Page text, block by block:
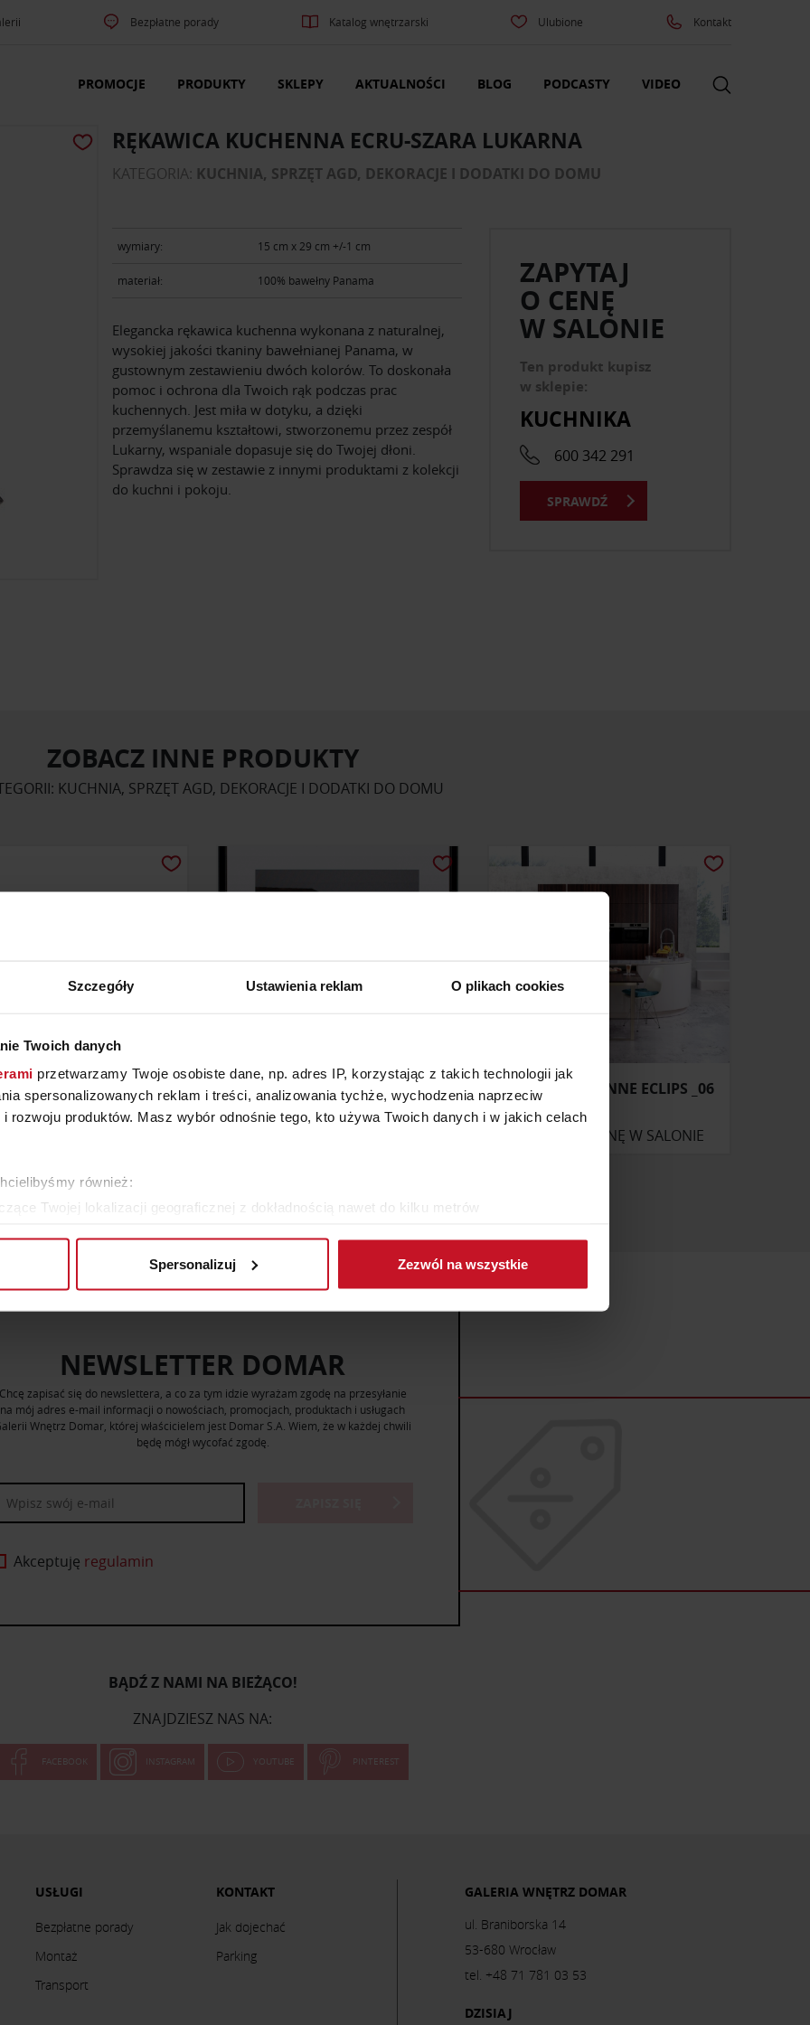
Szczegóły Ustawienia reklam O plikach cookies
Twoich danych
przetwarzamy Twoje osobiste dane, np. adres IP, korzystając z takich technologii jak
spersonalizowanych reklam i treści, analizowania tychże, wychodzenia naprzeciw
rozwoju produktów. Masz wybór odnośnie tego, kto używa Twoich danych i w jakich celach
również:
Twojej lokalizacji geograficznej z dokładnością nawet do kilku metrów
jak Twoje osobiste dane są przetwarzane oraz ustaw własne preferencje w
o tym, jak korzystasz z naszej witryny, udostępniamy partnerom społecznościowym,
z ich usług.
Spersonalizuj Zezwól na wszystkie
Bezpłatne porady Katalog wnętrzarski Ulubione Kontakt
PROMOCJE PRODUKTY SKLEPY AKTUALNOŚCI BLOG PODCASTY VIDEO
RĘKAWICA KUCHENNA ECRU-SZARA LUKARNA
KATEGORIA: KUCHNIA, SPRZĘT AGD, DEKORACJE I DODATKI DO DOMU
wymiary: 15 cm x 29 cm +/-1 cm
materiał: 100% bawełny Panama
Elegancka rękawica kuchenna wykonana z naturalnej,
wysokiej jakości tkaniny bawełnianej Panama, w
gustownym zestawieniu dwóch kolorów. To doskonała
pomoc i ochrona dla Twoich rąk podczas prac
kuchennych. Jest miła w dotyku, a dzięki
przemyślanemu kształtowi, stworzonemu przez zespół
Lukarny, wspaniale dopasuje się do Twojej dłoni.
Sprawdza się w zestawie z innymi produktami z kolekcji
do kuchni i pokoju.
ZAPYTAJ
O CENĘ
W SALONIE
Ten produkt kupisz
w sklepie:
KUCHNIKA
600 342 291
SPRAWDŹ
ZOBACZ INNE PRODUKTY
KUCHNIA, SPRZĘT AGD, DEKORACJE I DODATKI DO DOMU
GALVAMET
HIDE 60/A INOX
FOTOGRAFIA HOUSE MEBLE KUCHENNE ECLIPS _06
ZAPYTAJ O CENĘ W SALONIE
ZOBACZ WSZYSTKIE PRODUKTY
NEWSLETTER DOMAR
zapisać się do newslettera, a co za tym idzie wyrażam zgodę na przesyłanie
na mój adres e-mail informacji o nowościach, promocjach, produktach i usługach
Wnętrz Domar, której właścicielem jest Domar S.A. Wiem, że w każdej chwili
będę mógł wycofać zgodę.
Akceptuję regulamin
BĄDŹ Z NAMI NA BIEŻĄCO!
ZNAJDZIESZ NAS NA:
FACEBOOK INSTAGRAM YOUTUBE PINTEREST
USŁUGI
Bezpłatne porady
Montaż
Transport
KONTAKT
Jak dojechać
Parking
GALERIA WNĘTRZ DOMAR
ul. Braniborska 14
53-680 Wrocław
tel. +48 71 781 03 53
DZISIAJ